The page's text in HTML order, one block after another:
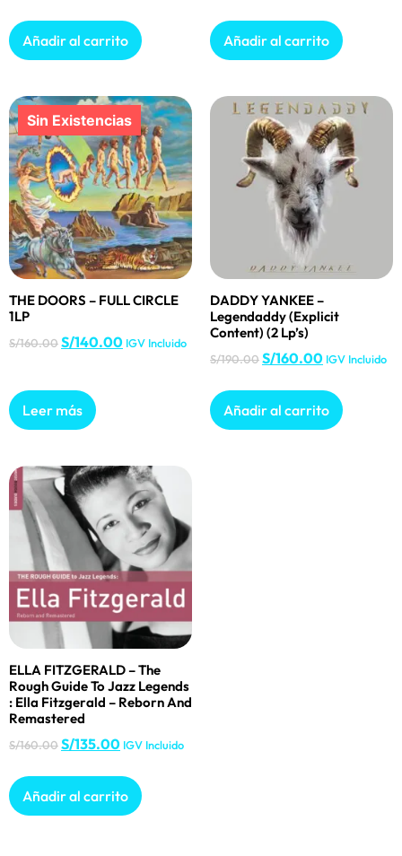
Añadir al carrito Añadir al carrito
THE DOORS – FULL CIRCLE
1LP
S/160.00S/140.00 IGV Incluido
Leer más
DADDY YANKEE –
Legendaddy (Explicit
Content) (2 Lp’s)
S/190.00S/160.00 IGV Incluido
Añadir al carrito
ELLA FITZGERALD – The
Rough Guide To Jazz Legends
: Ella Fitzgerald – Reborn And
Remastered
S/160.00S/135.00 IGV Incluido
Añadir al carrito